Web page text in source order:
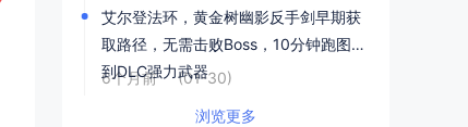
艾尔登法环，黄金树幽影反手剑早期获
取路径，无需击败Boss，10分钟跑图拿
到DLC强力武器
6个月前 (01-30)
浏览更多